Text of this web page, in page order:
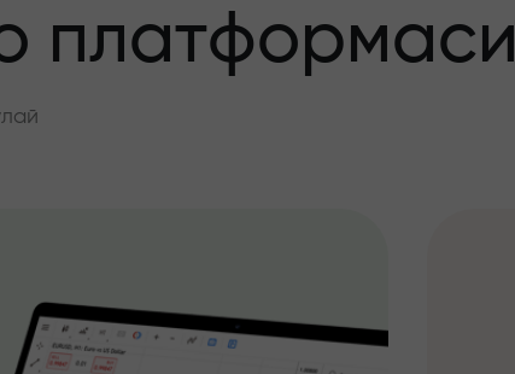
платформаси